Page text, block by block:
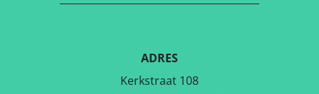
ADRES
Kerkstraat 108